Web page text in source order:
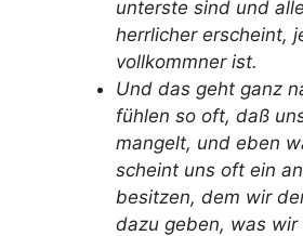
unterste sind und
herrlicher erscheint,
vollkommner ist.
Und das geht ganz
fühlen so oft, daß
mangelt, und eben
scheint uns oft ein
besitzen, dem wir
dazu geben, was